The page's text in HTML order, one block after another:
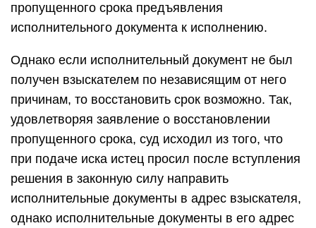
пропущенного срока предъявления
исполнительного документа к исполнению.
Однако если исполнительный документ не был
получен взыскателем по независящим от него
причинам, то восстановить срок возможно. Так,
удовлетворяя заявление о восстановлении
пропущенного срока, суд исходил из того, что
при подаче иска истец просил после вступления
решения в законную силу направить
исполнительные документы в адрес взыскателя,
однако исполнительные документы в его адрес